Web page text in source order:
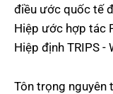
điều ước quốc tế
Hiệp ước hợp tác
Hiệp định TRIPS -
Tôn trọng nguyên